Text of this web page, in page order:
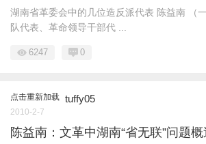
湖南省革委会中的几位造反派代表 陈益南 （
队代表、革命领导干部代 ...
6247 0
点击重新加载 tuffy05
2010-2-7
陈益南：文革中湖南“省无联”问题概